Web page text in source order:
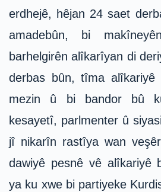
erdhejê, hêjan 24 saet
amadebûn, bi
barhelgirên alîkarîyan di
derbas bûn, tîma
mezin û bi bandor bû
kesayetî, parlmenter û
jî nikarîn rastîya wan
dawiyê pesnê vê alîkariyê
ya ku xwe bi partiyeke